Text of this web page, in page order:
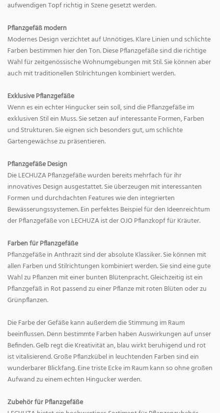
aufwendigen Topf richtig in Szene gesetzt werden.
Pflanzgefäß modern
Modernes Design verzichtet auf Unnötiges. Klare Linien und schlichte
Farben bestimmen hier den Ton. Diese Pflanzgefäße sind die richtige
Wahl für zeitgenössische Wohnumgebungen mit Stil. Sie können aber
auch mit traditionellen Stilrichtungen kombiniert werden.
Exklusive Pflanzgefäße
Wenn es ein echter Hingucker sein soll, sind die Pflanzgefäße im
exklusiven Stil ein Muss. Sie setzen auf interessante Formen, Farben
und Strukturen. Sie eignen sich besonders gut, um schlichte
Gartengewächse zu präsentieren.
Pflanzgefäße Design
Die LECHUZA Pflanzgefäße wurden bereits mehrfach für ihr
innovatives Design ausgestattet. Sie überzeugen mit interessanten
Formen und durchdachten Features wie den integrierten
Bewässerungssystemen. Ein perfektes Beispiel für den Ideenreichtum
der Pflanzgefäße von LECHUZA ist der OJO Pflanzkopf für Kräuter.
Farben für Pflanzgefäße
Pflanzgefäße in Anthrazit sind der absolute Klassiker. Sie können mit
allen Farben und Stilrichtungen kombiniert werden. Sie sind eine gute
Wahl zu Pflanzen mit einer bunten Blütenpracht. Gleichzeitig ist ein
Pflanzgefäß in Rot passend zu einer Pflanze mit roten Blüten oder zu
Grünpflanzen.
Die Farbe der Gefäße kann außerdem die Stimmung im Raum
beeinflussen. Denn bestimmte Farben haben Auswirkungen auf unser
Befinden. Gelb regt die Kreativität an, blau wirkt beruhigend und rot
ist vitalisierend. Große Pflanzkübel in leuchtenden Farben sind ein
wunderbarer Blickfang. Eine triste Ecke im Raum kann so ohne großen
Aufwand zu einem echten Hingucker werden.
Zubehör für Pflanzgefäße